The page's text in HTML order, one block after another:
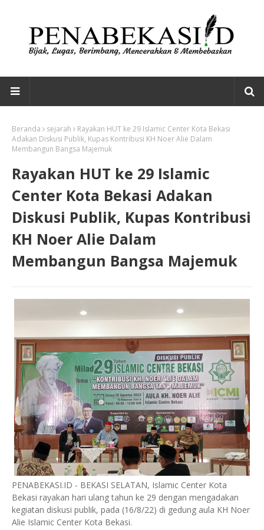
Beranda sejarah
Rayakan HUT ke 29 Islamic Center Kota Bekasi
Adakan Diskusi Publik, Kupas Kontribusi KH Noer Alie Dalam
Membangun Bangsa Majemuk
Rayakan HUT ke 29 Islamic
Center Kota Bekasi Adakan
Diskusi Publik, Kupas Kontribusi
KH Noer Alie Dalam
Membangun Bangsa Majemuk
PENABEKASI.ID - BEKASI SELATAN, Islamic Center Kota
Bekasi rayakan hari ulang tahun ke 29 dengan mengadakan
kegiatan diskusi publik, pada (16/8/22) di gedung aula KH Noer
Alie Islamic Center Kota Bekasi.